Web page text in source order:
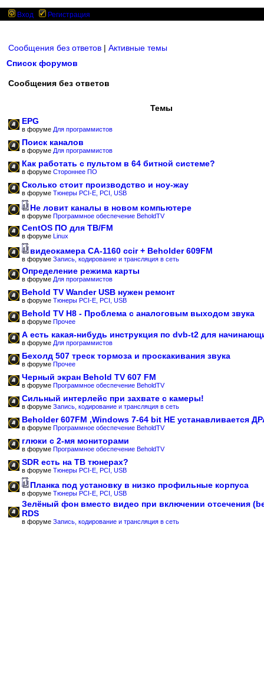
Вход Регистрация
Сообщения без ответов | Активные темы
Список форумов
Сообщения без ответов
Темы
EPG
в форуме Для программистов
Поиск каналов
в форуме Для программистов
Как работать с пультом в 64 битной системе?
в форуме Стороннее ПО
Сколько стоит производство и ноу-жау
в форуме Тюнеры PCI-E, PCI, USB
Не ловит каналы в новом компьютере
в форуме Программное обеспечение BeholdTV
CentOS ПО для ТВ/FM
в форуме Linux
видеокамера CA-1160 ccir + Beholder 609FM
в форуме Запись, кодирование и трансляция в сеть
Определение режима карты
в форуме Для программистов
Behold TV Wander USB нужен ремонт
в форуме Тюнеры PCI-E, PCI, USB
Behold TV H8 - Проблема с аналоговым выходом звука
в форуме Прочее
А есть какая-нибудь инструкция по dvb-t2 для
в форуме Для программистов
Бехолд 507 треск тормоза и проскакивания звука
в форуме Прочее
Черный экран Behold TV 607 FM
в форуме Программное обеспечение BeholdTV
Сильный интерлейс при захвате с камеры!
в форуме Запись, кодирование и трансляция в сеть
Beholder 607FM ,Windows 7-64 bit НЕ устанавливается
в форуме Программное обеспечение BeholdTV
глюки с 2-мя мониторами
в форуме Программное обеспечение BeholdTV
SDR есть на ТВ тюнерах?
в форуме Тюнеры PCI-E, PCI, USB
Планка под установку в низко профильные корпуса
в форуме Тюнеры PCI-E, PCI, USB
Зелёный фон вместо видео при включении отсечения
RDS
в форуме Запись, кодирование и трансляция в сеть